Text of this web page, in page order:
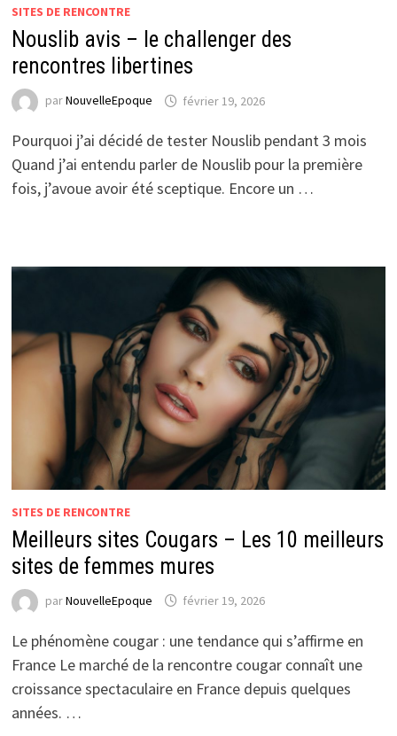
SITES DE RENCONTRE
Nouslib avis – le challenger des
rencontres libertines
parNouvelleEpoque février 19, 2026
Pourquoi j’ai décidé de tester Nouslib pendant 3 mois
Quand j’ai entendu parler de Nouslib pour la première
fois, j’avoue avoir été sceptique. Encore un …
SITES DE RENCONTRE
Meilleurs sites Cougars – Les 10 meilleurs
sites de femmes mures
parNouvelleEpoque février 19, 2026
Le phénomène cougar : une tendance qui s’affirme en
France Le marché de la rencontre cougar connaît une
croissance spectaculaire en France depuis quelques
années. …